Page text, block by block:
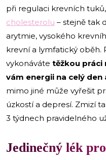
při regulaci krevních
cholesterolu – stejně tak
arytmie, vysokého
krevní a lymfatický oběh.
vykonáváte těžkou práci
vám energii na celý
mimo jiné může vyřešit
úzkostí a depresí. Zmizí
3 týdnech pravidelného
Jedinečný lék